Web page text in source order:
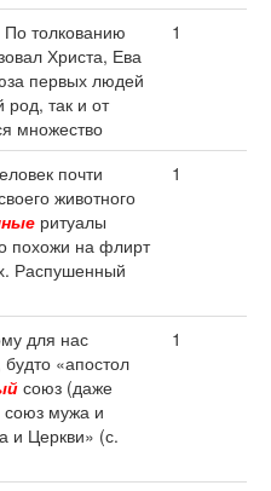
толкованию
Христа, Ева
первых людей
род, так и от
множество
1
почти
животного
ритуалы
похожи на флирт
Распушенный
1
для нас
«апостол
союз (даже
союз мужа и
и Церкви» (с.
1